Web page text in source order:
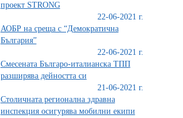
проект STRONG
22-06-2021 г.
АОБР на среща с “Демократична
България”
22-06-2021 г.
Смесената Българо-италианска ТПП
разширява дейността си
21-06-2021 г.
Столичната регионална здравна
инспекция осигурява мобилни екипи